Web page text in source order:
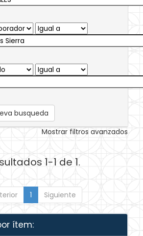
busqueda
Mostrar filtros avanzados
1-1 de 1.
1 Siguiente
ítem: